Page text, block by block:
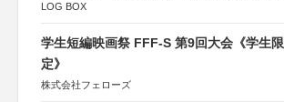
LOG BOX
学生短編映画祭 FFF-S 第9回大会《学生限
定》
株式会社フェローズ